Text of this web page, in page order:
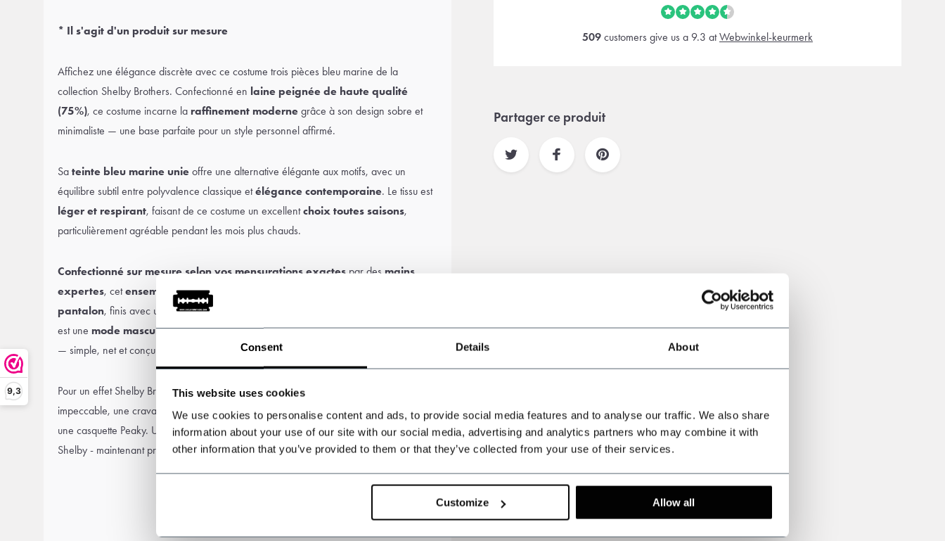
Consent Details About
This website uses cookies
We use cookies to personalise content and ads, to provide social media features and to analyse our traffic. We also share
information about your use of our site with our social media, advertising and analytics partners who may combine it with
other information that you’ve provided to them or that they’ve collected from your use of their services.
Customize Allow all
9,3
* Il s'agit d'un produit sur mesure
Affichez une élégance discrète avec ce costume trois pièces bleu marine de la
collection Shelby Brothers. Confectionné en laine peignée de haute qualité
(75%), ce costume incarne la raffinement moderne grâce à son design sobre et
minimaliste — une base parfaite pour un style personnel affirmé.
Sa teinte bleu marine unie offre une alternative élégante aux motifs, avec un
équilibre subtil entre polyvalence classique etélégance contemporaine. Le tissu est
léger et respirant, faisant de ce costume un excellentchoix toutes saisons,
particulièrement agréable pendant les mois plus chauds.
Confectionné sur mesure selon vos mensurations exactes par des mains
expertes, cetensemble fait sur mesure
pantalon, finis avec une doublure en satin lisse
est une mode masculine intemporelle avec une touche moderne et assurée
— simple, net et conçu pour impressionner en toutes circonstances.
Pour un effet Shelby Brothers complet, complétez le look avec une
impeccable, une cravate fraîche, unemontre à gousset, desbottes en cuiret, bien sûr,
une casquette Peaky. Un hommage parfait à la sophistication intemporelle de Thomas
Shelby - maintenant prêt pour l'été.
509 customers give us a 9.3 atWebwinkel-keurmerk
Partager ce produit